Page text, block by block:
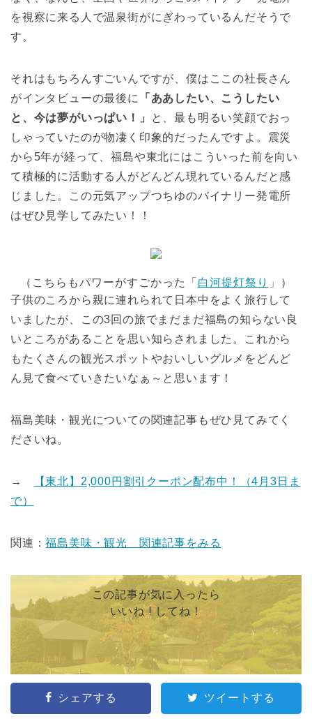
を視察に来る人で温泉街がにぎわっているんだそうで
す。
それはもちろんすごいんですが、僕はここの社長さん
がインタビューの最後に
「ああしたい、こうしたい
と、今は夢がいっぱい！」
と、最も明るい笑顔でおっ
しゃっていたのが物凄く印象的だったんですよ。震災
から5年が経って、福島や東北にはこういった前を向い
て積極的に活動する人がどんどん現れているんだと感
じました。この元気アップつちゆのバイナリー発電所
はぜひ見学してみたい！！
（こちらもパワーがすごかった「 白河提灯祭り
」）
子供のころから親に連れられて日本中をよく旅行して
いましたが、この3回の旅でまだまだ福島の知らない良
いところがあることを思い知らされました。これから
もたくさんの観光スポットやおいしいグルメをどんど
ん見て食べていきたいなぁ～と思います！
福島美味・観光についての関連記事もぜひ見てみてく
ださいね。
→
【東北】2,000円割引クーポン配布中！（4月3日ま
で）
関連：福島美味・観光 関連記事をみる
この記事が気に入ったら
いいね ! してね！
シェアする ツイートする